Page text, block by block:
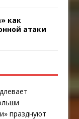
как
атаки
празднуют